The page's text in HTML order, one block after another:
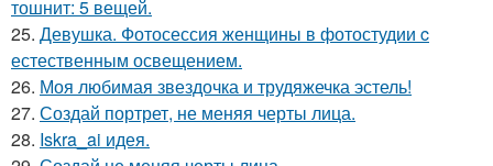
тошнит: 5 вещей.
25. Девушка. Фотосессия женщины в фотостудии c
естественным освещением.
26. Моя любимая звездочка и трудяжечка эстель!
27. Создай портрет, не меняя черты лица.
28. Iskra_ai идея.